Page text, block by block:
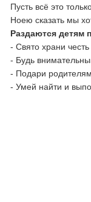
Пусть всё это
Ноею сказать мы
Раздаются детям
- Свято храни
- Будь
- Подари родителям
- Умей найти и